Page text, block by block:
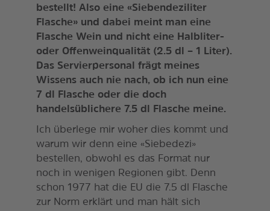
bestellt! Also eine «Siebendeziliter
Flasche» und dabei meint man eine
Flasche Wein und nicht eine Halbliter-
oder Offenweinqualität (2.5 dl – 1 Liter).
Das Servierpersonal frägt meines
Wissens auch nie nach, ob ich nun eine
7 dl Flasche oder die doch
handelsüblichere 7.5 dl Flasche meine.
Ich überlege mir woher dies kommt und
warum wir denn eine «Siebedezi»
bestellen, obwohl es das Format nur
noch in wenigen Regionen gibt. Denn
schon 1977 hat die EU die 7.5 dl Flasche
zur Norm erklärt und man hält sich